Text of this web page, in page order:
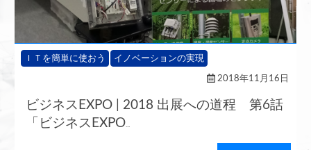
ＩＴを簡単に使おう イノベーションの実現
2018年11月16日
ビジネスEXPO | 2018 出展への道程 第6話
「ビジネスEXPO...